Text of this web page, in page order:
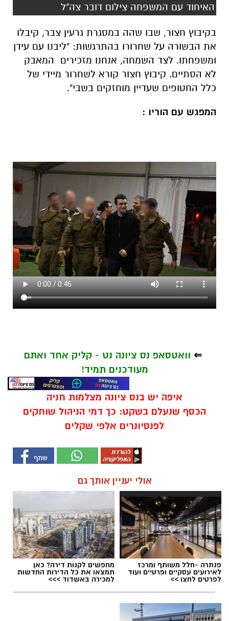
האיחוד עם המשפחה צילום דובר צה"ל
בקיבוץ חצור, שבו שהה במסגרת גרעין צבר, קיבלו
את הבשורה על שחרורו בהתרגשות: "ליבנו עם עידן
ומשפחתו. לצד השמחה, אנחנו מזכירים המאבק
לא הסתיים. קיבוץ חצור קורא לשחרור מיידי של
כלל החטופים שעדיין מוחזקים בשבי".
המפגש עם הוריו :
⇐ וואטסאפ נס ציונה נט - קליק אחד ואתם
מעודכנים תמיד!
איפה יש בנס ציונה מצלמות חניה
הכסף שנעלם בשקט: כך דמי הניהול שוחקים
לפנסיונרים אלפי שקלים
אולי יעניין אותך גם
פנתרה -חלל משותף ומרכז
לאירועים עסקיים ופרטיים ועוד
לפרטים לחצו >>
מחפשים לקנות דירה? כאן
תמצאו את כל הדירות החדשות
למכירה באשדוד >>>